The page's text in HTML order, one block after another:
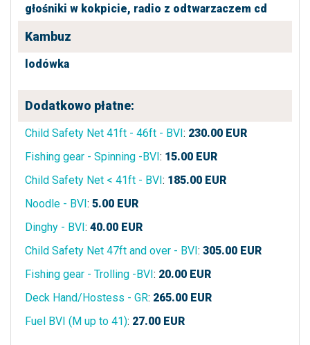
głośniki w kokpicie, radio z odtwarzaczem cd
Kambuz
lodówka
Dodatkowo płatne:
Child Safety Net 41ft - 46ft - BVI: 230.00 EUR
Fishing gear - Spinning -BVI: 15.00 EUR
Child Safety Net < 41ft - BVI: 185.00 EUR
Noodle - BVI: 5.00 EUR
Dinghy - BVI: 40.00 EUR
Child Safety Net 47ft and over - BVI: 305.00 EUR
Fishing gear - Trolling -BVI: 20.00 EUR
Deck Hand/Hostess - GR: 265.00 EUR
Fuel BVI (M up to 41): 27.00 EUR